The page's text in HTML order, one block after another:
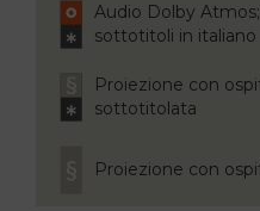
Audio Dolby
sottotitoli in italiano
Proiezione con
sottotitolata
Proiezione con